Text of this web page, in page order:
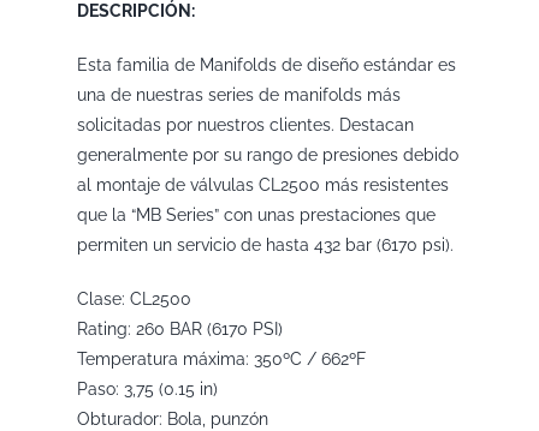
DESCRIPCIÓN:
Esta familia de Manifolds de diseño estándar es
una de nuestras series de manifolds más
solicitadas por nuestros clientes. Destacan
generalmente por su rango de presiones debido
al montaje de válvulas CL2500 más resistentes
que la “MB Series” con unas prestaciones que
permiten un servicio de hasta 432 bar (6170 psi).
Clase: CL2500
Rating: 260 BAR (6170 PSI)
Temperatura máxima: 350ºC / 662ºF
Paso: 3,75 (0.15 in)
Obturador: Bola, punzón